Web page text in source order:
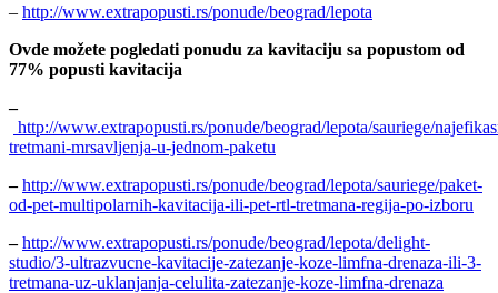
– http://www.extrapopusti.rs/ponude/beograd/lepota
Ovde možete pogledati ponudu za kavitaciju sa popustom od
77% popusti kavitacija
–
http://www.extrapopusti.rs/ponude/beograd/lepota/sauriege/
tretmani-mrsavljenja-u-jednom-paketu
– http://www.extrapopusti.rs/ponude/beograd/lepota/sauriege/paket-
od-pet-multipolarnih-kavitacija-ili-pet-rtl-tretmana-regija-po-izboru
– http://www.extrapopusti.rs/ponude/beograd/lepota/delight-
studio/3-ultrazvucne-kavitacije-zatezanje-koze-limfna-drenaza-ili-3-
tretmana-uz-uklanjanja-celulita-zatezanje-koze-limfna-drenaza